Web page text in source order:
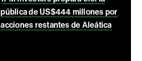
pública de US$444 millones por
acciones restantes de Aleática